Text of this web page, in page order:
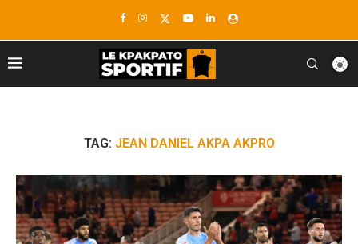
TAG: JEAN DANIEL AKPA AKPRO